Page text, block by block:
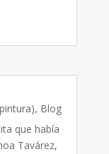
, Blog
que había
Tavárez,